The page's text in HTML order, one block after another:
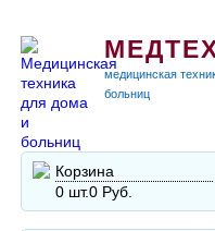
медицинская
больниц
Корзина
0 шт.0 Руб.